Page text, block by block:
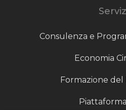
Consulenza e
Economia
Formazione del